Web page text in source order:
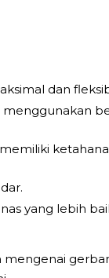
dan
menggunakan
yang lebih
mengenai